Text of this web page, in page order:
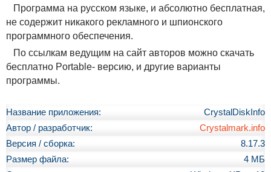
Программа на русском языке, и абсолютно бесплатная,
не содержит никакого рекламного и шпионского
программного обеспечения.
По ссылкам ведущим на сайт авторов можно скачать
бесплатно Portable- версию, и другие варианты
программы.
Название приложения:
CrystalDiskInfo
Автор / разработчик:
Crystalmark.info
Версия / сборка:
8.17.3
Размер файла:
4 МБ